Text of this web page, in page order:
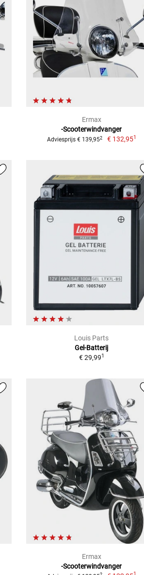
Ermax
-Scooterwindvanger
Adviesprijs € 139,952 € 132,951
Louis Parts
Gel-Batterij
€ 29,991
Ermax
-Scooterwindvanger